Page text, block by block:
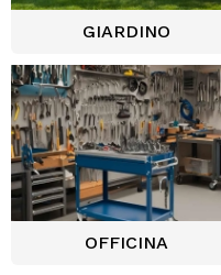
GIARDINO
OFFICINA